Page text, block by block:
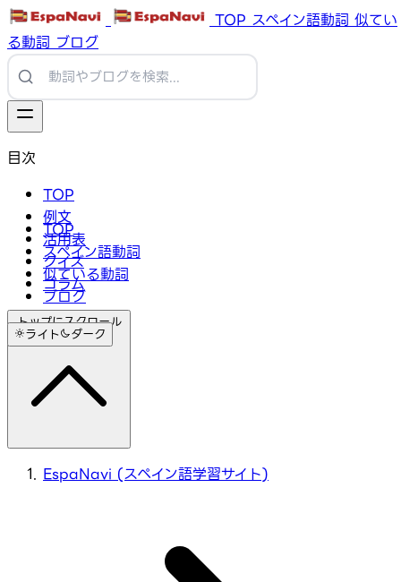
TOP スペイン語動詞 似てい
る動詞 ブログ
TOP
スペイン語動詞
似ている動詞
ブログ
ライト ダーク
目次
TOP
例文
活用表
クイズ
コラム
トップにスクロール
EspaNavi (スペイン語学習サイト)